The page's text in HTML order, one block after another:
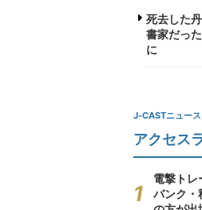
死去した
書家だっ
に
J-CASTニュース
アクセス
電撃トレ
バンク・